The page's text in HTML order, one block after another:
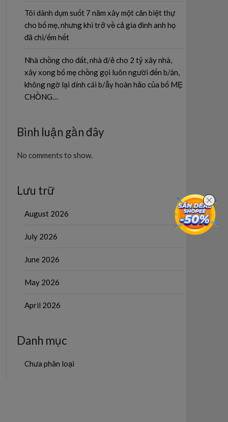
Tôi dành dụm suốt 7 năm xây một căn biệt thự
cho bố mẹ, nhưng khi trở về cả gia đình anh họ
đã chi/ếm hết
Nhà chồng cho đất, nhà đ/ẻ cho 2 tỷ xây nhà,
xây xong bố mẹ chồng gọi luôn người đến b/án,
không ngờ lại dính cái b/ẫy hoàn hảo của bố MẸ
CHỒNG…
Bình luận gần đây
No comments to show.
Lưu trữ
August 2026
July 2026
June 2026
May 2026
April 2026
Danh mục
Chưa phân loại